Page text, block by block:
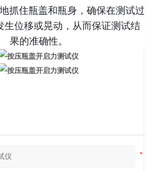
抓住瓶盖和瓶身，确保在测试过
生位移或晃动，从而保证测试结
果的准确性。